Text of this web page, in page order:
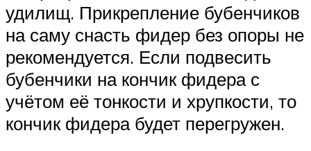
удилищ. Прикрепление бубенчиков
на саму снасть фидер без опоры не
рекомендуется. Если подвесить
бубенчики на кончик фидера с
учётом её тонкости и хрупкости, то
кончик фидера будет перегружен.